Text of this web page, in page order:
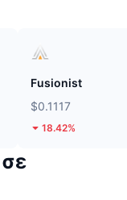
Fusionist
$0.1117
18.42%